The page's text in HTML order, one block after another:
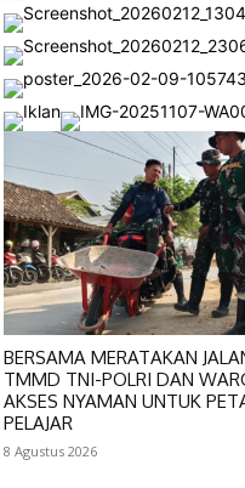
BERSAMA MERATAKAN
TMMD TNI-POLRI DAN
AKSES NYAMAN UNTUK
PELAJAR
8 Agustus 2026